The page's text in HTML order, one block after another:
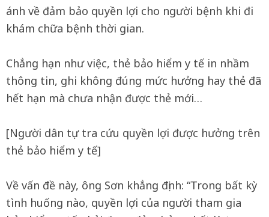
ánh về đảm bảo quyền lợi cho người bệnh khi đi
khám chữa bệnh thời gian.
Chẳng hạn như việc, thẻ bảo hiểm y tế in nhầm
thông tin, ghi không đúng mức hưởng hay thẻ đã
hết hạn mà chưa nhận được thẻ mới…
[Người dân tự tra cứu quyền lợi được hưởng trên
thẻ bảo hiểm y tế]
Về vấn đề này, ông Sơn khẳng định: “Trong bất kỳ
tình huống nào, quyền lợi của người tham gia